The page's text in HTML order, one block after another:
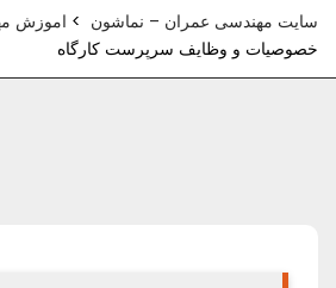
سایت مهندسی عمران – نماشون > اموزش
خصوصیات و وظایف سرپرست کارگاه